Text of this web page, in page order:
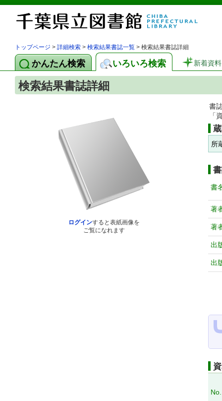
トップページ > 詳細検索 > 検索結果書誌一覧 > 検索結果書誌詳細
かんたん検索 いろいろ検索 新着資料
検索結果書誌詳細
ログインすると表紙画像を
ご覧になれます
書
「
所
書
著
著
出
出
No.